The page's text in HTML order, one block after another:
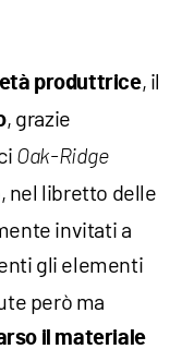
produttrice, il
, grazie
Oak-Ridge
nel libretto delle
invitati a
gli elementi
però ma
il materiale